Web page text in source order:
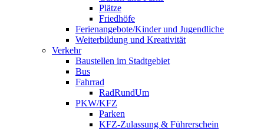
Plätze
Friedhöfe
Ferienangebote/Kinder und Jugendliche
Weiterbildung und Kreativität
Verkehr
Baustellen im Stadtgebiet
Bus
Fahrrad
RadRundUm
PKW/KFZ
Parken
KFZ-Zulassung & Führerschein